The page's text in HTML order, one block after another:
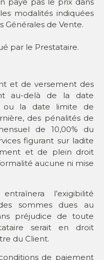
modalités indiquées
Générales de Vente.
par le Prestataire.
et de versement des
au-delà de la date
ou la date limite de
des pénalités de
de 10,00% du
figurant sur ladite
et de plein droit
aucune ni mise
l’exigibilité
sommes dues au
préjudice de toute
serait en droit
du Client.
de paiement